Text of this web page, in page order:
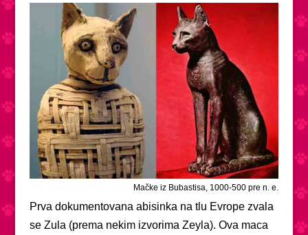
Mačke iz Bubastisa, 1000-500 pre n. e.
Prva dokumentovana abisinka na tlu Evrope zvala
se Zula (prema nekim izvorima Zeyla). Ova maca